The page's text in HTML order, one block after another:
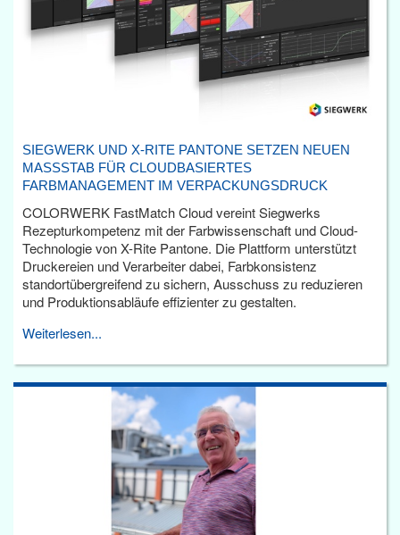
SIEGWERK UND X-RITE PANTONE SETZEN NEUEN
MASSSTAB FÜR CLOUDBASIERTES F
ARBMANAGEMENT IM VERPACKUNGSDRUCK
COLORWERK FastMatch Cloud vereint Siegwerks
Rezepturkompetenz mit der Farbwissenschaft und Cloud-
Technologie von X-Rite Pantone. Die Plattform unterstützt
Druckereien und Verarbeiter dabei, Farbkonsistenz
standortübergreifend zu sichern, Ausschuss zu reduzieren
und Produktionsabläufe effizienter zu gestalten.
Weiterlesen...